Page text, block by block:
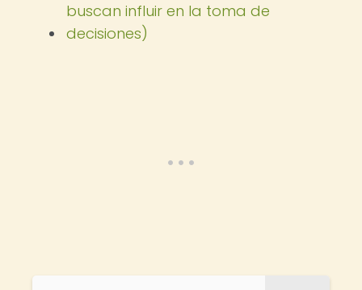
buscan influir en la toma de
decisiones)